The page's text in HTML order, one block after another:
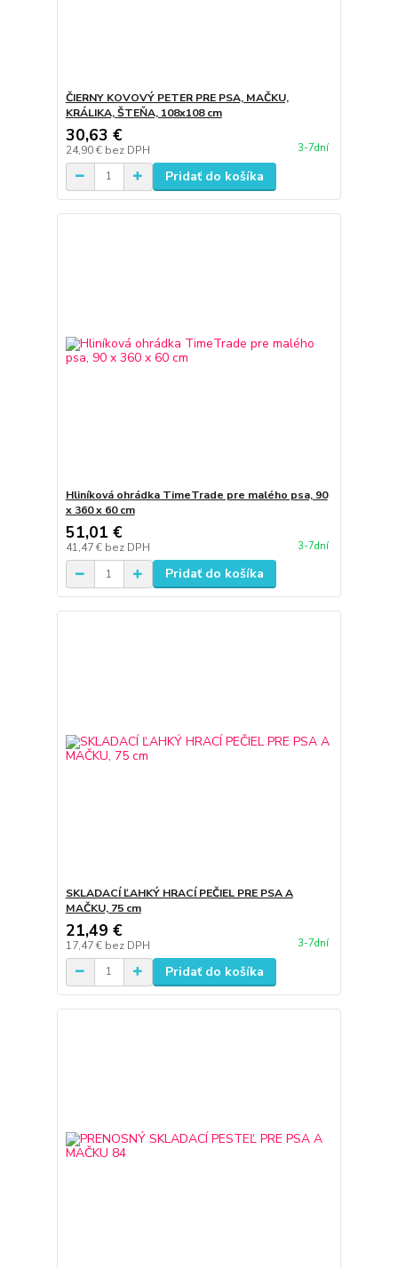
ČIERNY KOVOVÝ PETER PRE PSA, MAČKU,
KRÁLIKA, ŠTEŇA, 108x108 cm
30,63 €
24,90 € bez DPH 3-7dní
Pridať do košíka
Hliníková ohrádka TimeTrade pre malého psa, 90
x 360 x 60 cm
51,01 €
41,47 € bez DPH 3-7dní
Pridať do košíka
SKLADACÍ ĽAHKÝ HRACÍ PEČIEL PRE PSA A
MAČKU, 75 cm
21,49 €
17,47 € bez DPH 3-7dní
Pridať do košíka